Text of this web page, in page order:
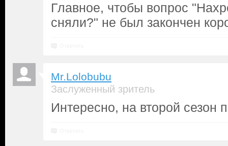
Главное, чтобы вопрос
сняли?" не был закончен
Mr.Lolobubu
Заслуженный зритель
Интересно, на второй сезон